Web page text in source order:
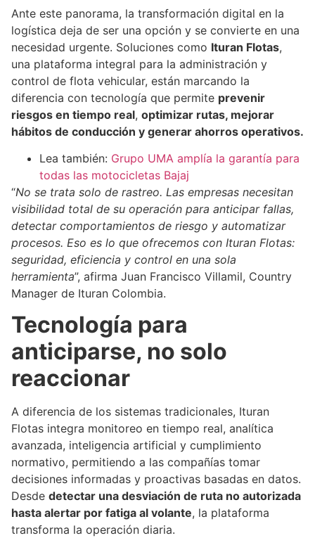
Ante este panorama, la transformación digital en la
logística deja de ser una opción y se convierte en una
necesidad urgente. Soluciones como Ituran Flotas,
una plataforma integral para la administración y
control de flota vehicular, están marcando la
diferencia con tecnología que permite prevenir
riesgos en tiempo real, optimizar rutas, mejorar
hábitos de conducción y generar ahorros operativos.
Lea también: Grupo UMA amplía la garantía para
todas las motocicletas Bajaj
“No se trata solo de rastreo. Las empresas necesitan
visibilidad total de su operación para anticipar fallas,
detectar comportamientos de riesgo y automatizar
procesos. Eso es lo que ofrecemos con Ituran Flotas:
seguridad, eficiencia y control en una sola
herramienta”, afirma Juan Francisco Villamil, Country
Manager de Ituran Colombia.
Tecnología para
anticiparse, no solo
reaccionar
A diferencia de los sistemas tradicionales, Ituran
Flotas integra monitoreo en tiempo real, analítica
avanzada, inteligencia artificial y cumplimiento
normativo, permitiendo a las compañías tomar
decisiones informadas y proactivas basadas en datos.
Desde detectar una desviación de ruta no autorizada
hasta alertar por fatiga al volante, la plataforma
transforma la operación diaria.